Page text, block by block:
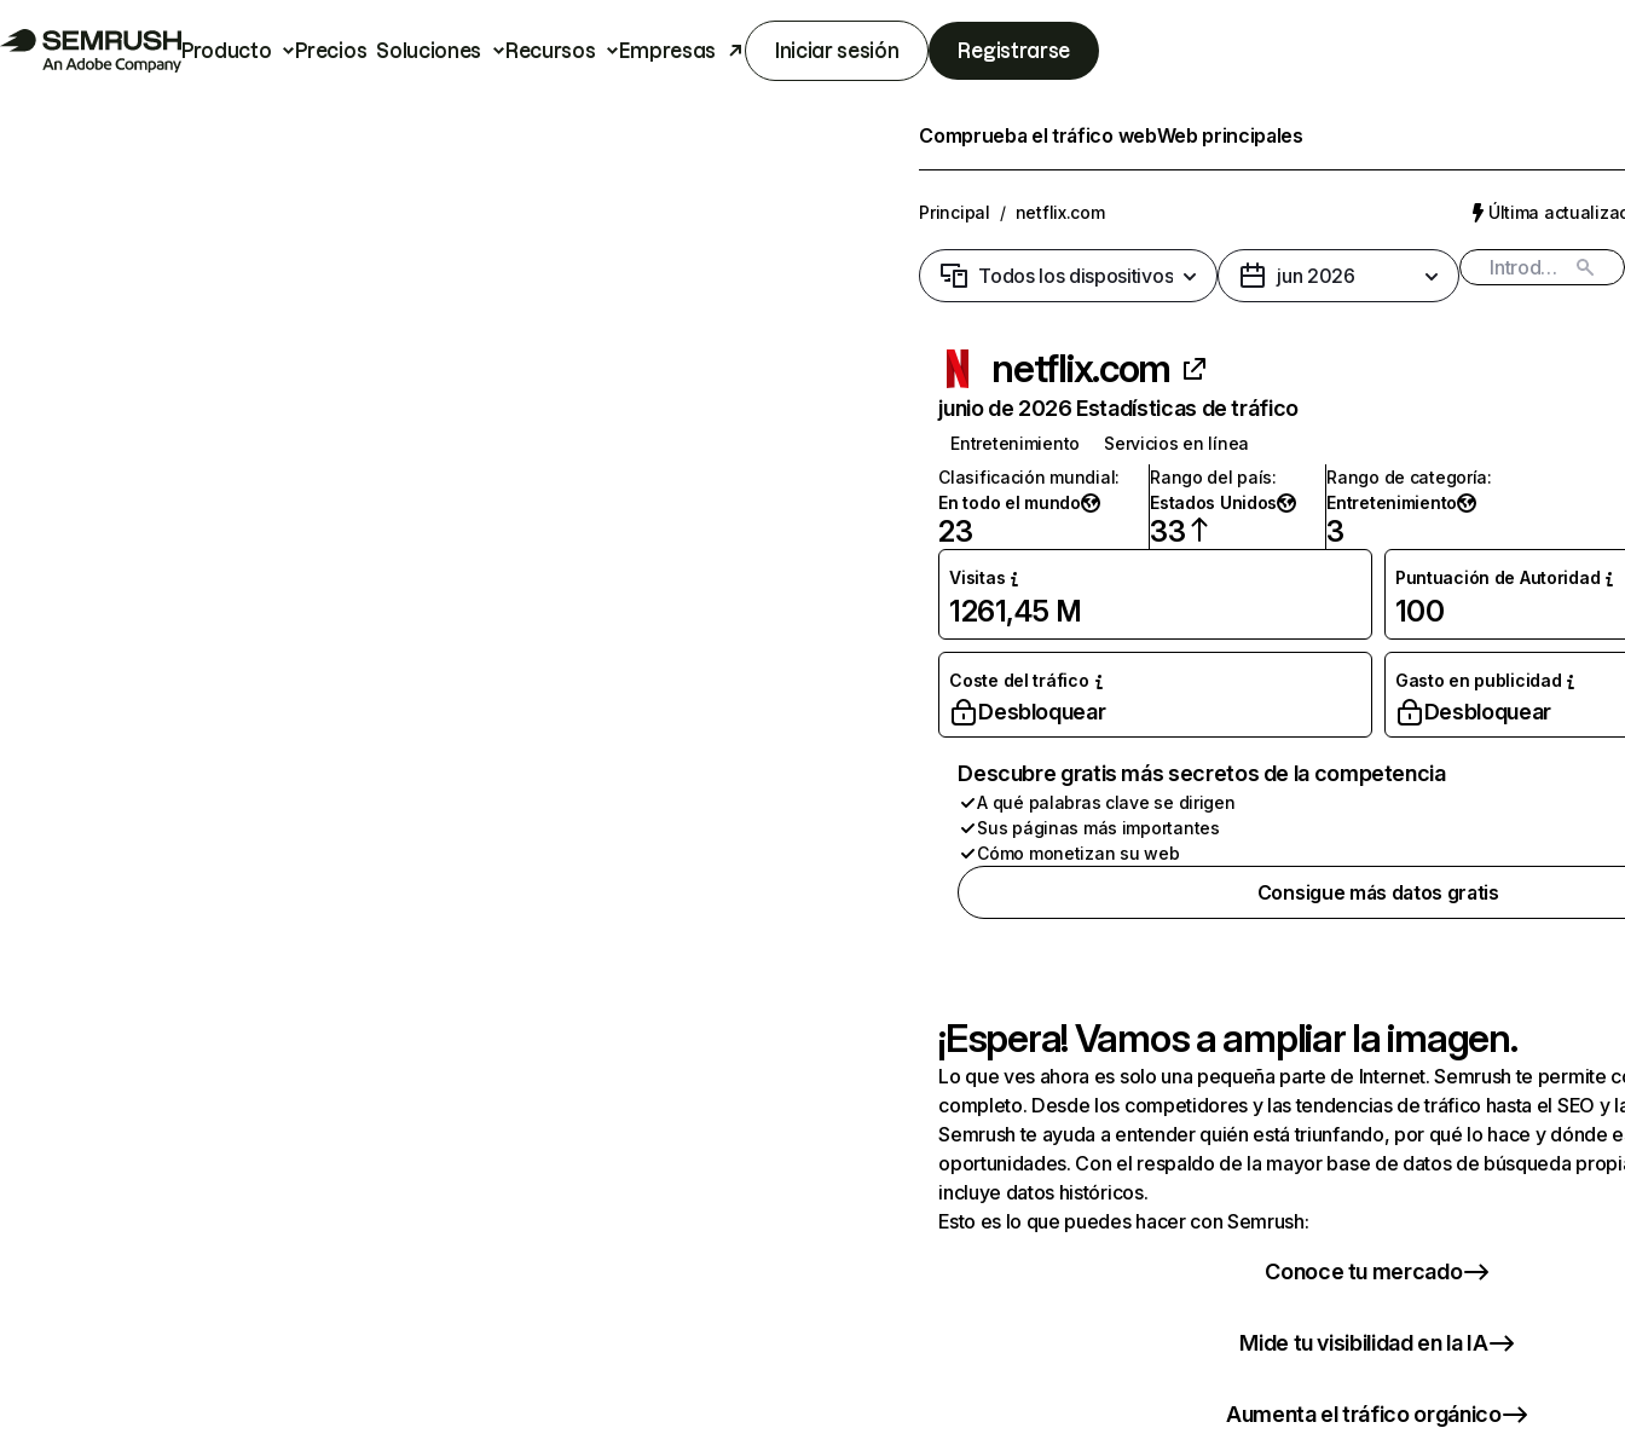
Producto Precios Soluciones Recursos Empresas Iniciar sesión Registrarse
Comprueba el tráfico webWeb principales
Principal / netflix.com Última
Todos los dispositivos jun 2026
netflix.com
junio de 2026 Estadísticas de tráfico
Entretenimiento
Servicios en línea
Clasificación mundial:
En todo el mundo
23
Rango del país:
Estados Unidos
33
Rango de categoría:
Entretenimiento
3
Visitas
1261,45 M
Puntuación de Autoridad
100
Coste del tráfico
Desbloquear
Gasto en publicidad
Desbloquear
Descubre gratis más secretos de la competencia
A qué palabras clave se dirigen
Sus páginas más importantes
Cómo monetizan su web
Consigue más datos gratis
¡Espera! Vamos a ampliar la imagen.
Lo que ves ahora es solo una pequeña parte de Internet. Semrush te permite
completo. Desde los competidores y las tendencias de tráfico hasta el SEO y
Semrush te ayuda a entender quién está triunfando, por qué lo hace y dónde
oportunidades. Con el respaldo de la mayor base de datos de búsqueda
incluye datos históricos.
Esto es lo que puedes hacer con Semrush:
Conoce tu mercado
Mide tu visibilidad en la IA
Aumenta el tráfico orgánico